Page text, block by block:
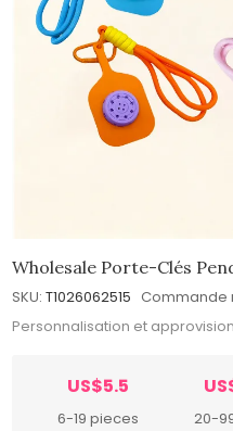
Wholesale Porte-Clés
SKU: T1026062515 Commande
Personnalisation et
US$5.5
6-19 pieces 20-